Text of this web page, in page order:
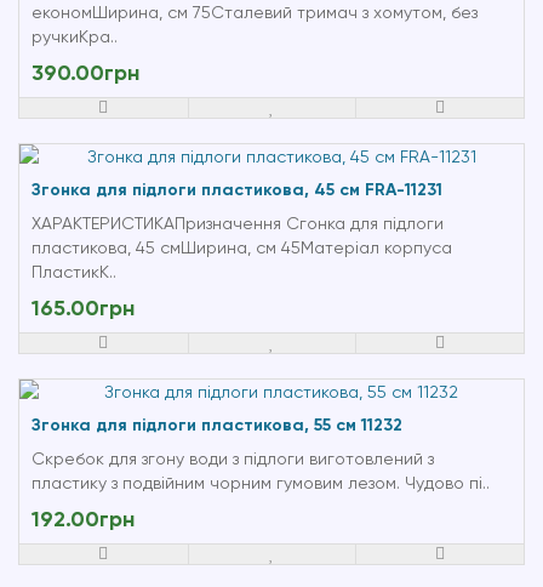
економШирина, см 75Сталевий тримач з хомутом, без
ручкиКра..
390.00грн
Згонка для підлоги пластикова, 45 см FRA-11231
ХАРАКТЕРИСТИКАПризначення Сгонка для підлоги
пластикова, 45 смШирина, см 45Матеріал корпуса
ПластикК..
165.00грн
Згонка для підлоги пластикова, 55 см 11232
Скребок для згону води з підлоги виготовлений з
пластику з подвійним чорним гумовим лезом. Чудово пі..
192.00грн